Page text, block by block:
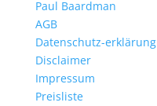
Paul Baardman
AGB
Datenschutz-erklärung
Disclaimer
Impressum
Preisliste